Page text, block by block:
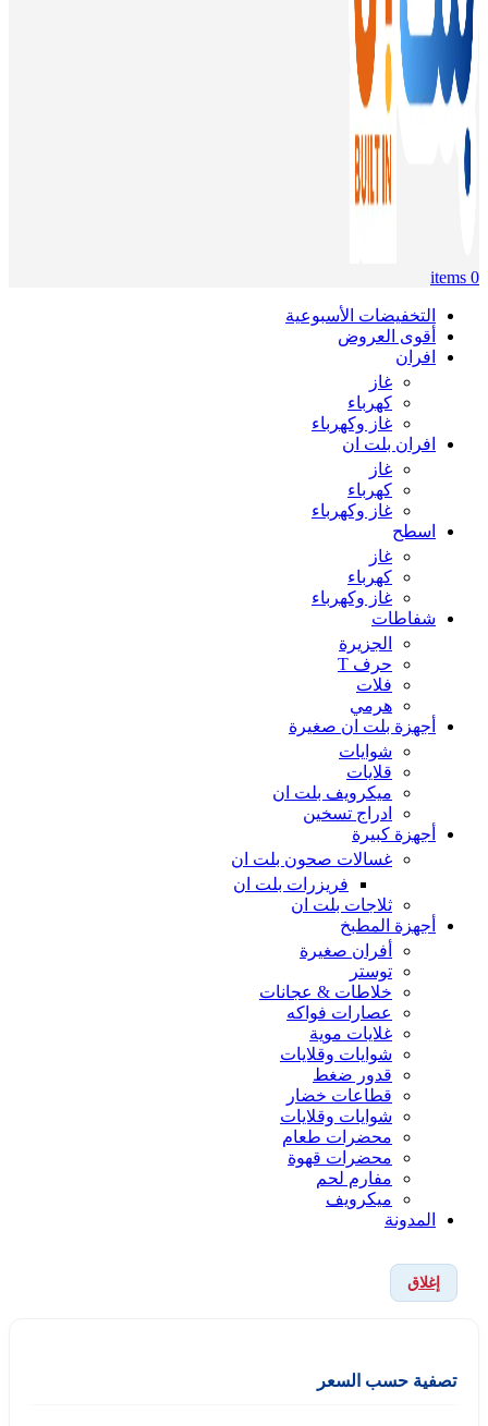
0
items
التخفيضات الأسبوعية
أقوى العروض
افران
غاز
كهرباء
غاز وكهرباء
افران بلت ان
غاز
كهرباء
غاز وكهرباء
اسطح
غاز
كهرباء
غاز وكهرباء
شفاطات
الجزيرة
حرف T
فلات
هرمي
أجهزة بلت ان صغيرة
شوايات
قلايات
ميكرويف بلت ان
ادراج تسخين
أجهزة كبيرة
غسالات صحون بلت ان
فريزرات بلت ان
ثلاجات بلت ان
أجهزة المطبخ
أفران صغيرة
توستر
خلاطات & عجانات
عصارات فواكه
غلايات موية
شوايات وقلايات
قدور ضغط
قطاعات خضار
شوايات وقلايات
محضرات طعام
محضرات قهوة
مفارم لحم
ميكرويف
المدونة
إغلاق
تصفية حسب السعر